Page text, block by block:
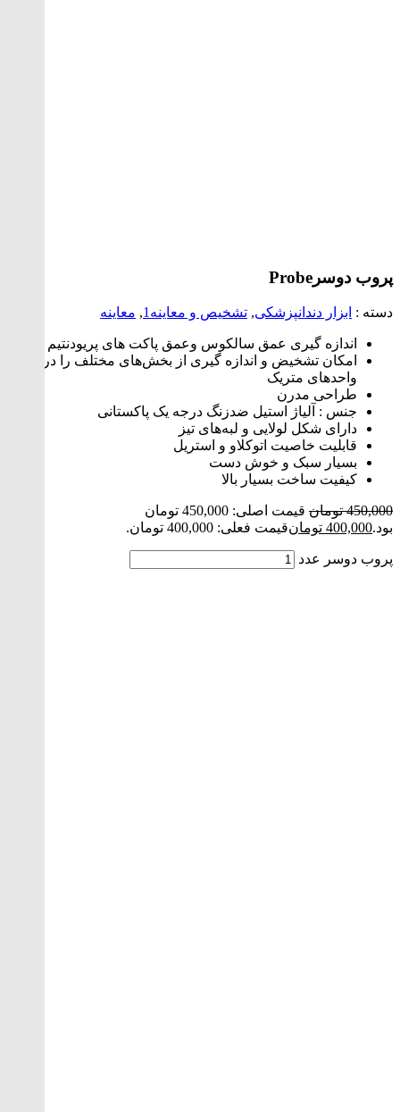
پروب دوسر Probe
دسته : ابزار دندانپزشکی, تشخیص و معاینه1 , معاینه
اندازه گیری عمق سالکوس وعمق پاکت های پریودنتیم
امکان تشخیض و اندازه گیری از بخش‌های مختلف را در قالب
واحدهای متریک
طراحی مدرن
جنس : آلیاژ استیل ضدزنگ درجه یک پاکستانی
دارای شکل لولایی و لبه‌های تیز
قابلیت خاصیت اتوکلاو و استریل
بسیار سبک و خوش دست
کیفیت ساخت بسیار بالا
450,000 تومان
قیمت اصلی: 450,000 تومان
بود.400,000 تومانقیمت فعلی: 400,000 تومان.
پروب دوسر عدد